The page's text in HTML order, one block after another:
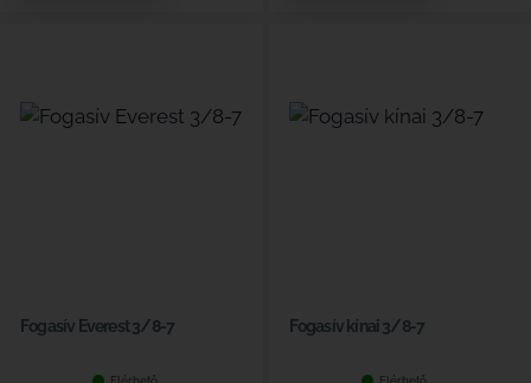
Fogasív Everest 3/8-7 Fogasív kínai 3/8-7